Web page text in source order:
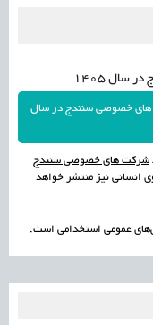
گیاهی و طبیعی» در دستور کار معاونت
1405
های خصوصی سنندج در سال
شرکت های خصوصی سنندج
انسانی نیز منتشر خواهد
عمومی استخدامی است.